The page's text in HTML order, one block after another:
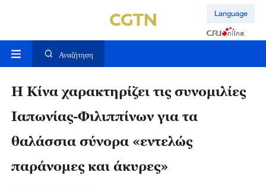
Language
Αναζήτηση
Η Κίνα χαρακτηρίζει τις συνομιλίες
Ιαπωνίας-Φιλιππίνων για τα
θαλάσσια σύνορα «εντελώς
παράνομες και άκυρες»